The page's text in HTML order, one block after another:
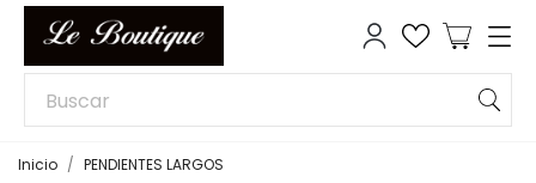
Inicio PENDIENTES LARGOS